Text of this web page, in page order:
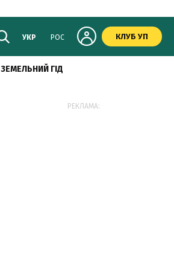
УКР РОС КЛУБ УП
ЗЕМЕЛЬНИЙ ГІД
РЕКЛАМА: